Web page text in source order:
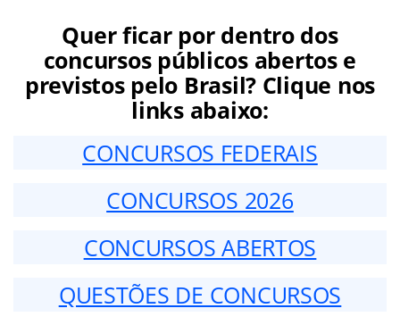
Quer ficar por dentro dos
concursos públicos abertos e
previstos pelo Brasil? Clique nos
links abaixo:
CONCURSOS FEDERAIS
CONCURSOS 2026
CONCURSOS ABERTOS
QUESTÕES DE CONCURSOS